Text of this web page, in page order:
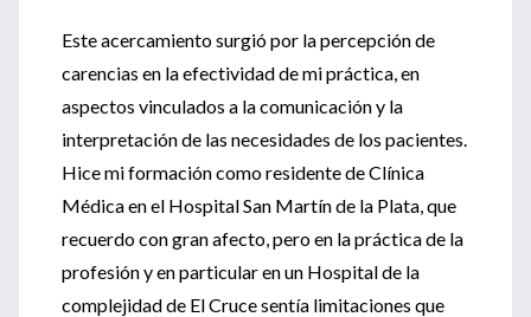
Este acercamiento surgió por la percepción de
carencias en la efectividad de mi práctica, en
aspectos vinculados a la comunicación y la
interpretación de las necesidades de los pacientes.
Hice mi formación como residente de Clínica
Médica en el Hospital San Martín de la Plata, que
recuerdo con gran afecto, pero en la práctica de la
profesión y en particular en un Hospital de la
complejidad de El Cruce sentía limitaciones que